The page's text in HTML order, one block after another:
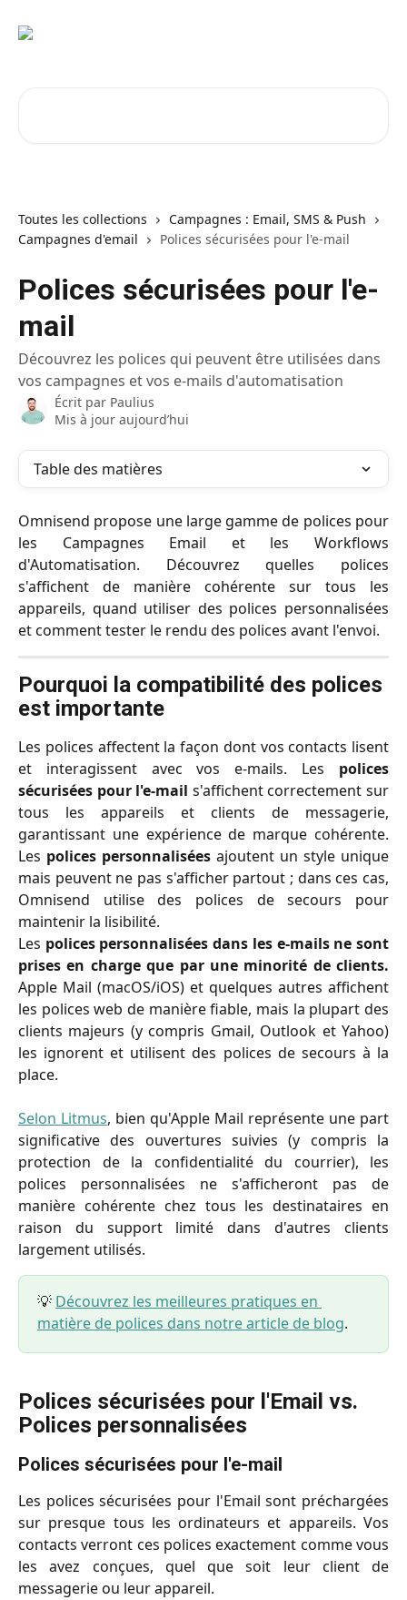
Toutes les collections
Campagnes : Email, SMS & Push
Campagnes d'email
Polices sécurisées pour l'e-mail
Polices sécurisées pour l'e-
mail
Découvrez les polices qui peuvent être utilisées dans
vos campagnes et vos e-mails d'automatisation
Écrit par Paulius
Mis à jour aujourd’hui
Table des matières
Omnisend propose une large gamme de polices pour
les Campagnes Email et les Workflows
d'Automatisation. Découvrez quelles polices
s'affichent de manière cohérente sur tous les
appareils, quand utiliser des polices personnalisées
et comment tester le rendu des polices avant l'envoi.
Pourquoi la compatibilité des polices
est importante
Les polices affectent la façon dont vos contacts lisent
et interagissent avec vos e-mails. Les polices
sécurisées pour l'e-mail s'affichent correctement sur
tous les appareils et clients de messagerie,
garantissant une expérience de marque cohérente.
Les polices personnalisées ajoutent un style unique
mais peuvent ne pas s'afficher partout ; dans ces cas,
Omnisend utilise des polices de secours pour
maintenir la lisibilité.
Les polices personnalisées dans les e-mails ne sont
prises en charge que par une minorité de clients.
Apple Mail (macOS/iOS) et quelques autres affichent
les polices web de manière fiable, mais la plupart des
clients majeurs (y compris Gmail, Outlook et Yahoo)
les ignorent et utilisent des polices de secours à la
place.
Selon Litmus, bien qu'Apple Mail représente une part
significative des ouvertures suivies (y compris la
protection de la confidentialité du courrier), les
polices personnalisées ne s'afficheront pas de
manière cohérente chez tous les destinataires en
raison du support limité dans d'autres clients
largement utilisés.
💡 Découvrez les meilleures pratiques en
matière de polices dans notre article de blog.
Polices sécurisées pour l'Email vs.
Polices personnalisées
Polices sécurisées pour l'e-mail
Les polices sécurisées pour l'Email sont préchargées
sur presque tous les ordinateurs et appareils. Vos
contacts verront ces polices exactement comme vous
les avez conçues, quel que soit leur client de
messagerie ou leur appareil.